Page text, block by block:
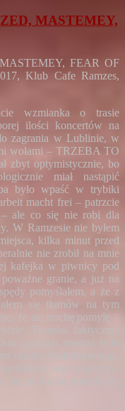
MASTEMEY,
FEAR OF
Klub Cafe Ramzes,
wzmianka o trasie
ilości koncertów na
zagrania w Lublinie, w
wołami – TRZEBA TO
zbyt optymistycznie, bo
miał nastąpić
było wpaść w trybiki
macht frei – patrzcie
– ale co się nie robi dla
W Ramzesie nie byłem
kilka minut przed
nie zrobił na mnie
kafejka w piwnicy pod
granie, a już na
pomyślałem, a że z
się tłumów na tym
że się trochę pomylę –
Tłumów faktycznie